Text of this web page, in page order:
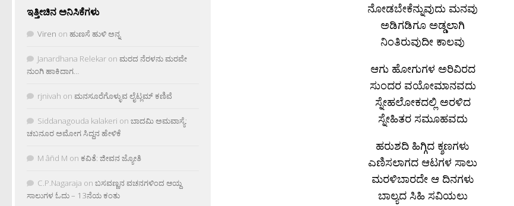
ನೋಡಬೇಕೆನ್ನುವುದು ಮನವು
ಅಡಿಗಡಿಗೂ ಅಡ್ಡಲಾಗಿ
ನಿಂತಿರುವುದೀ ಕಾಲವು
ಆಗು ಹೋಗುಗಳ ಅರಿವಿರದ
ಸುಂದರ ವಯೋಮಾನವದು
ಸ್ನೇಹಲೋಕದಲ್ಲಿ ಅರಳಿದ
ಸ್ನೇಹಿತರ ಸಮೂಹವದು
ಹರುಶದಿ ಹಿಗ್ಗಿದ ಕ್ಶಣಗಳು
ಎಣಿಸಲಾಗದ ಆಟಗಳ ಸಾಲು
ಮರಳಿಬಾರದೇ ಆ ದಿನಗಳು
ಬಾಲ್ಯದ ಸಿಹಿ ಸವಿಯಲು
ಇತ್ತೀಚಿನ ಅನಿಸಿಕೆಗಳು
Viren on ಹುಣಸೆ ಹುಳಿ ಅನ್ನ
Janardhana Relekar on ಮರದ ನೆರಳನು ಮರವೇ
ನುಂಗಿ ಹಾಕಿದಾಗ…
rjnivah on ಮನಸೂರೆಗೊಳ್ಳುವ ಲೈಟ್ಲಮ್ ಕಣಿವೆ
Siddanagouda kalakeri on ಬಾದಮಿ ಅಮವಾಸ್ಯೆ:
ಚಬನೂರ ಅಮೋಗ ಸಿದ್ದನ ಹೇಳಿಕೆ
M âñd M on ಕವಿತೆ: ಜೀವನ ಜ್ಯೋತಿ
C.P.Nagaraja on ಬಸವಣ್ಣನ ವಚನಗಳಿಂದ ಆಯ್ದ
ಸಾಲುಗಳ ಓದು – 13ನೆಯ ಕಂತು